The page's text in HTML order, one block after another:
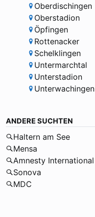
Oberdischingen
Oberstadion
Öpfingen
Rottenacker
Schelklingen
Untermarchtal
Unterstadion
Unterwachingen
ANDERE SUCHTEN
Haltern am See
Mensa
Amnesty International
Sonova
MDC